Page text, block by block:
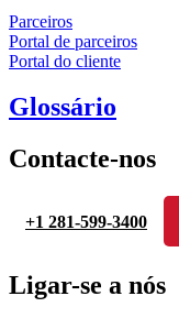
Parceiros
Portal de parceiros
Portal do cliente
Glossário
Contacte-nos
+1 281-599-3400
Ligar-se a nós